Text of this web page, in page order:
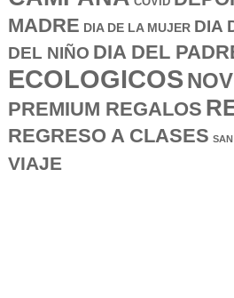
MADRE DIA DE LA MUJER DIA
DEL NIÑO DIA DEL
ECOLOGICOS
PREMIUM REGALOS
REGRESO A CLASES
VIAJE